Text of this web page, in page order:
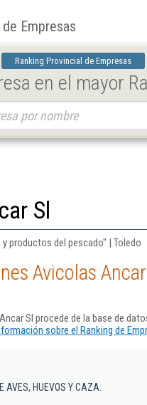
de Empresas
Ranking Provincial de Empresas
en el mayor
Sl
productos del pescado" | Toledo
Avicolas
Sl procede de la base de
sobre el Ranking de
AVES, HUEVOS Y CAZA.